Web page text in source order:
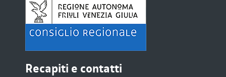
Recapiti e contatti